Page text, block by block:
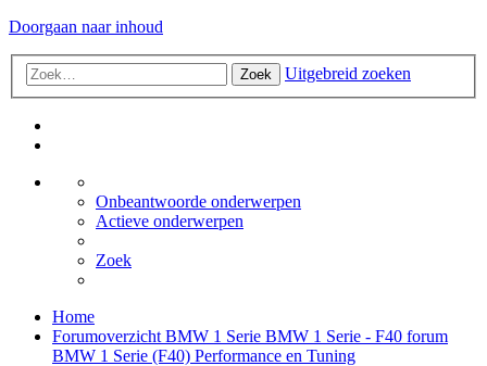
Doorgaan naar inhoud
Zoek Uitgebreid zoeken
Onbeantwoorde onderwerpen
Actieve onderwerpen
Zoek
Home
Forumoverzicht BMW 1 Serie BMW 1 Serie - F40 forum
BMW 1 Serie (F40) Performance en Tuning